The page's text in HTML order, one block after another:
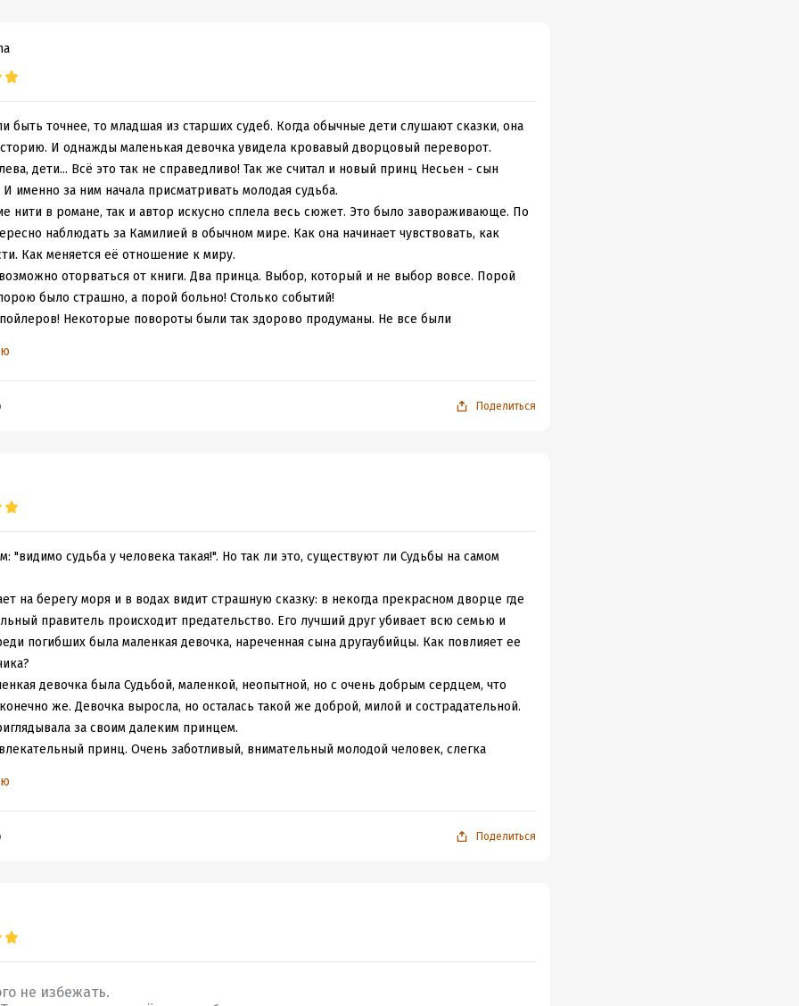
информация
Время на чтение:
быть точнее, то младшая из старших судеб. Когда обычные дети слушают сказки, она
И однажды маленькая девочка увидела кровавый дворцовый переворот.
дети... Всё это так не справедливо! Так же считал и новый принц Несьен - сын
И именно за ним начала присматривать молодая судьба.
нити в романе, так и автор искусно сплела весь сюжет. Это было завораживающе. По
наблюдать за Камилией в обычном мире. Как она начинает чувствовать, как
Как меняется её отношение к миру.
оторваться от книги. Два принца. Выбор, который и не выбор вовсе. Порой
было страшно, а порой больно! Столько событий!
Некоторые повороты были так здорово продуманы. Не все были
историю!
Поделиться
"видимо судьба у человека такая!". Но так ли это, существуют ли Судьбы на самом
на берегу моря и в водах видит страшную сказку: в некогда прекрасном дворце где
правитель происходит предательство. Его лучший друг убивает всю семью и
погибших была маленкая девочка, нареченная сына другаубийцы. Как повлияет ее
девочка была Судьбой, маленкой, неопытной, но с очень добрым сердцем, что
же. Девочка выросла, но осталась такой же доброй, милой и сострадательной.
за своим далеким принцем.
принц. Очень заботливый, внимательный молодой человек, слегка
жестокий, но справедливый, предупредительный, обходительный. Очень много
своей участи, и вины Судеб в их настоящем нет, все дело рук человека.
является правящий король и за его поступки он понес незаслуженно малое
хочется, почему так несправедливо вышло. Я все же до последнего
вышли неоднозначные, но все же живые, некоторые пытались играть в богов, но на
Поделиться
не избежать.